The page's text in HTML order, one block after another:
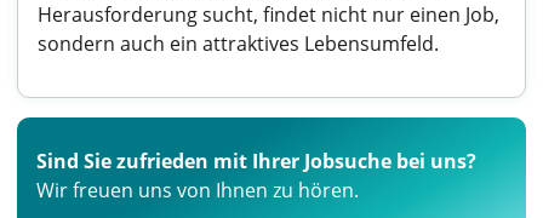
Herausforderung sucht, findet nicht nur einen Job,
sondern auch ein attraktives Lebensumfeld.
Sind Sie zufrieden mit Ihrer Jobsuche bei uns?
Wir freuen uns von Ihnen zu hören.